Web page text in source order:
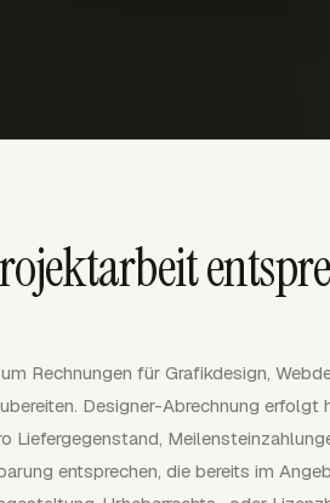
Rechnungen für Grafikdesign,
Designer-Abrechnung
Liefergegenstand,
entsprechen, die bereits im